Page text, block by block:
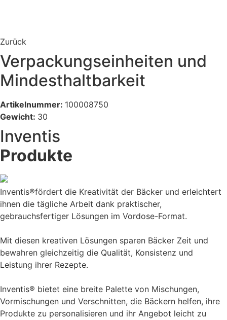
Zurück
Verpackungseinheiten und
Mindesthaltbarkeit
Artikelnummer: 100008750
Gewicht: 30
Inventis
Produkte
Inventis®fördert die Kreativität der Bäcker und erleichtert
ihnen die tägliche Arbeit dank praktischer,
gebrauchsfertiger Lösungen im Vordose-Format.
Mit diesen kreativen Lösungen sparen Bäcker Zeit und
bewahren gleichzeitig die Qualität, Konsistenz und
Leistung ihrer Rezepte.
Inventis® bietet eine breite Palette von Mischungen,
Vormischungen und Verschnitten, die Bäckern helfen, ihre
Produkte zu personalisieren und ihr Angebot leicht zu